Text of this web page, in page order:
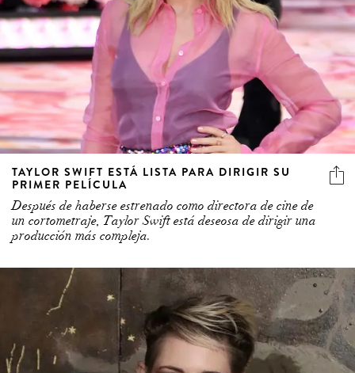
TAYLOR SWIFT ESTÁ LISTA PARA DIRIGIR SU
PRIMER PELÍCULA
Después de haberse estrenado como directora de cine de
un cortometraje, Taylor Swift está deseosa de dirigir una
producción más compleja.